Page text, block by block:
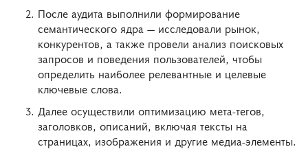
После аудита выполнили формирование
семантического ядра — исследовали рынок,
конкурентов, а также провели анализ поисковых
запросов и поведения пользователей, чтобы
определить наиболее релевантные и целевые
ключевые слова.
Далее осуществили оптимизацию мета-тегов,
заголовков, описаний, включая тексты на
страницах, изображения и другие медиа-элементы.